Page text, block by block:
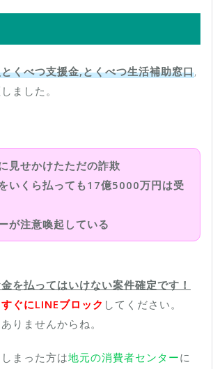
くべつ支援金,とくべつ生活補助窓口,
ました。
見せかけたただの詐欺
いくら払っても17億5000万円は受
が注意喚起している
を払ってはいけない案件確定です！
すぐにLINEブロック してください。
りませんからね。
まった方は地元の消費者センターに